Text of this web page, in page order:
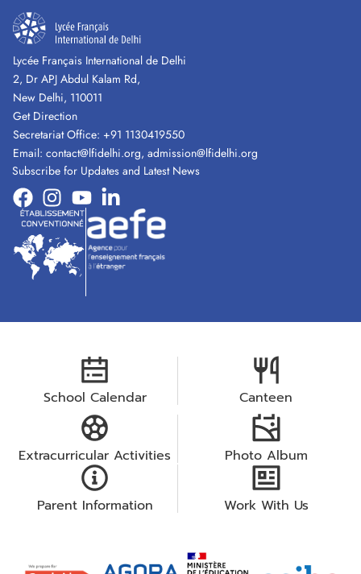
Lycée Français International de Delhi
2, Dr APJ Abdul Kalam Rd,
New Delhi, 110011
Get Direction
Secretariat Office: +91 1130419550
Email: contact@lfidelhi.org, admission@lfidelhi.org
Subscribe for Updates and Latest News
School Calendar Canteen
Extracurricular Activities Photo Album
Parent Information Work With Us